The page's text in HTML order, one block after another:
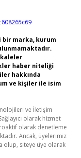
marka, kurum
haber niteliği
hakkında
ve kişiler ile isim
ve İletişim
olarak hizmet
olarak denetleme
Ancak, üyelerimiz
olup, siteye üye olarak